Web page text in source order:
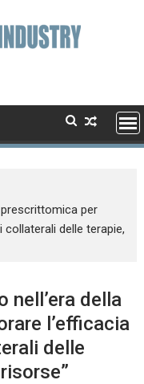
prescrittomica per
delle terapie,
nell’era della
l’efficacia
delle